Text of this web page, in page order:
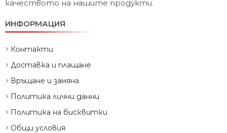
качеството на нашите продукти.
ИНФОРМАЦИЯ
Контакти
Доставка и плащане
Връщане и замяна
Политика лични данни
Политика на бисквитки
Общи условия